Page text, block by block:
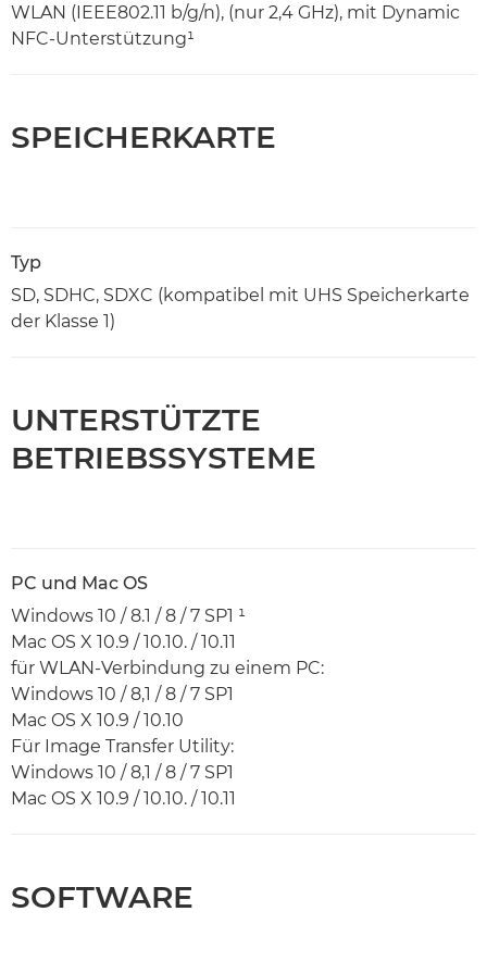
WLAN (IEEE802.11 b/g/n), (nur 2,4 GHz), mit Dynamic
NFC-Unterstützung¹
SPEICHERKARTE
Typ
SD, SDHC, SDXC (kompatibel mit UHS Speicherkarte
der Klasse 1)
UNTERSTÜTZTE
BETRIEBSSYSTEME
PC und Mac OS
Windows 10 / 8.1 / 8 / 7 SP1 ¹
Mac OS X 10.9 / 10.10. / 10.11
für WLAN-Verbindung zu einem PC:
Windows 10 / 8,1 / 8 / 7 SP1
Mac OS X 10.9 / 10.10
Für Image Transfer Utility:
Windows 10 / 8,1 / 8 / 7 SP1
Mac OS X 10.9 / 10.10. / 10.11
SOFTWARE